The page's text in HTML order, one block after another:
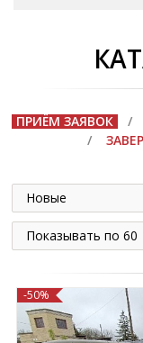
ПРИЁМ ЗАЯВОК /
/
Новые
Показывать по 60
-50%